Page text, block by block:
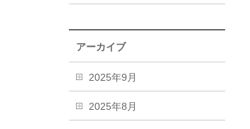
アーカイブ
2025年9月
2025年8月